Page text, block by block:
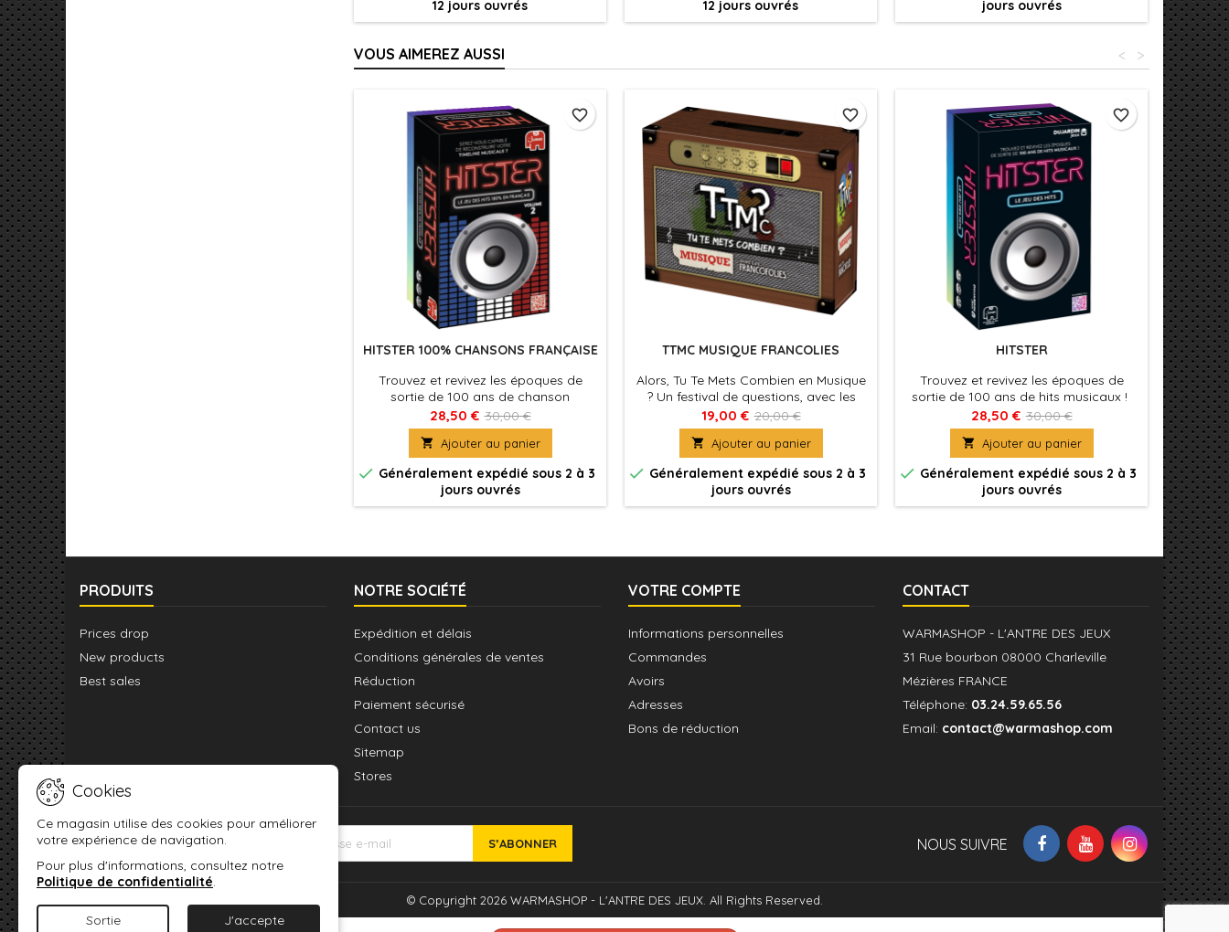
12 jours ouvrés
12 jours ouvrés
jours ouvrés
VOUS AIMEREZ AUSSI >
<
HITSTER 100% CHANSONS FRANÇAISE
Trouvez et revivez les époques de
sortie de 100 ans de chanson
française !
28,50 € 30,00 €
 Ajouter au panier
 Généralement expédié sous 2 à 3
jours ouvrés
favorite_border
TTMC MUSIQUE FRANCOLIES
Alors, Tu Te Mets Combien en Musique
? Un festival de questions, avec les
Francofolies !
19,00 € 20,00 €
 Ajouter au panier
 Généralement expédié sous 2 à 3
jours ouvrés
favorite_border
HITSTER
Trouvez et revivez les époques de
sortie de 100 ans de hits musicaux !
28,50 € 30,00 €
 Ajouter au panier
 Généralement expédié sous 2 à 3
jours ouvrés
favorite_border
PRODUITS
Prices drop
New products
Best sales
NOTRE SOCIÉTÉ
Expédition et délais
Conditions générales de ventes
Réduction
Paiement sécurisé
Contact us
Sitemap
Stores
VOTRE COMPTE
Informations personnelles
Commandes
Avoirs
Adresses
Bons de réduction
CONTACT
WARMASHOP - L'ANTRE DES JEUX
31 Rue bourbon 08000 Charleville
Mézières FRANCE
Téléphone: 03.24.59.65.56
Email: contact@warmashop.com
Cookies
Ce magasin utilise des cookies pour améliorer
votre expérience de navigation.
Pour plus d'informations, consultez notre
Politique de confidentialité.
Sortie J'accepte
LETTRE D'INFORMATIONS NOUS SUIVRE
© Copyright 2026 WARMASHOP - L'ANTRE DES JEUX. All Rights Reserved.